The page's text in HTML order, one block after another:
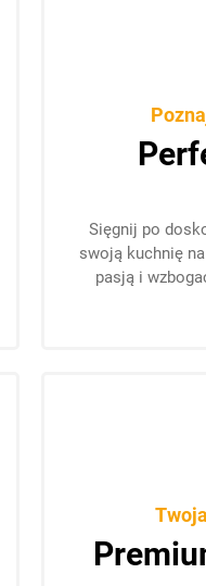
Sięgnij po
swoją kuchnię
pasją i